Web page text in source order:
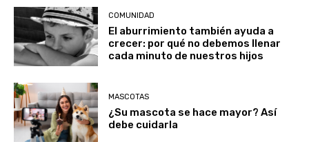
COMUNIDAD
El aburrimiento también ayuda a
crecer: por qué no debemos llenar
cada minuto de nuestros hijos
MASCOTAS
¿Su mascota se hace mayor? Así
debe cuidarla